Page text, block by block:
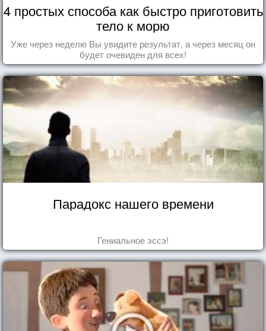
4 простых способа как быстро приготовить
тело к морю
Уже через неделю Вы увидите результат, а через месяц он
будет очевиден для всех!
Парадокс нашего времени
Гениальное эссэ!